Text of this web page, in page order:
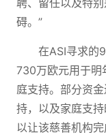
聘、留任以及特
碍。”
在ASI寻求的
730万欧元用于明
庭支持。部分资
持，以及家庭支
以让该慈善机构